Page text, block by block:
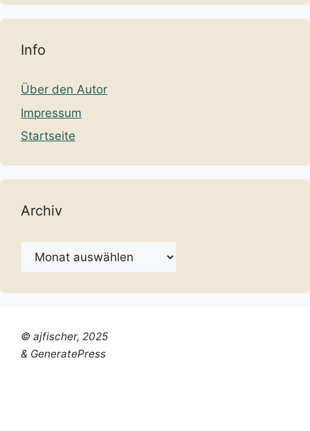
Info
Über den Autor
Impressum
Startseite
Archiv
Archiv
© ajfischer, 2025
& GeneratePress